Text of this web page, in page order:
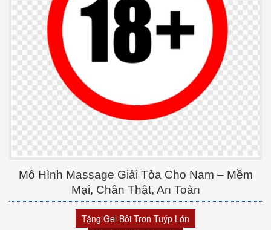
Mô Hình Massage Giải Tỏa Cho Nam – Mềm
Mại, Chân Thật, An Toàn
Tặng Gel Bôi Trơn Tuýp Lớn